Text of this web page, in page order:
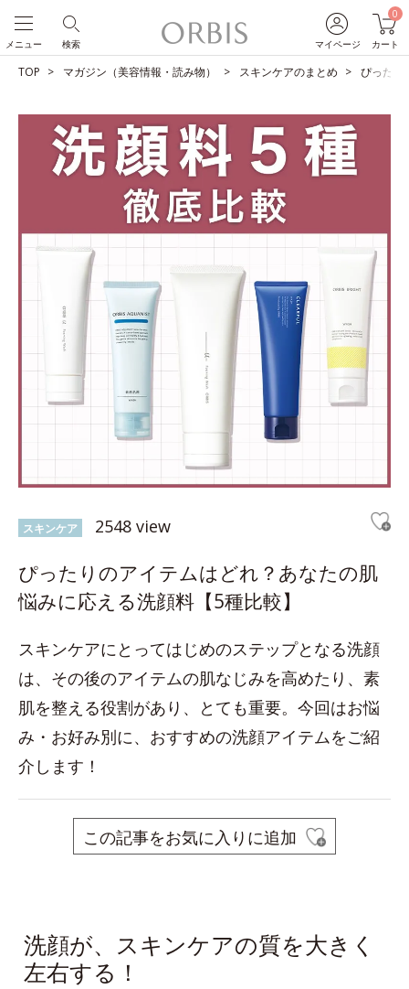
マイページ
0
カート
検索
メニュー
TOP マガジン（美容情報・読み物） スキンケアのまとめ ぴったり
スキンケア 2548 view
ぴったりのアイテムはどれ？あなたの肌
悩みに応える洗顔料【5種比較】
スキンケアにとってはじめのステップとなる洗顔
は、その後のアイテムの肌なじみを高めたり、素
肌を整える役割があり、とても重要。今回はお悩
み・お好み別に、おすすめの洗顔アイテムをご紹
介します！
この記事をお気に入りに追加
洗顔が、スキンケアの質を大きく
左右する！